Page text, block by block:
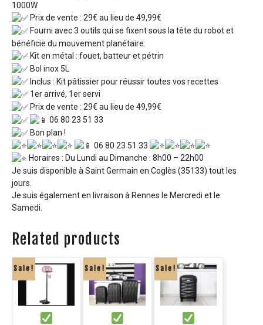
1000W
Prix de vente : 29€ au lieu de 49,99€
Fourni avec 3 outils qui se fixent sous la tête du robot et
bénéficie du mouvement planétaire.
Kit en métal : fouet, batteur et pétrin
Bol inox 5L
Inclus : Kit pâtissier pour réussir toutes vos recettes
1er arrivé, 1er servi
Prix de vente : 29€ au lieu de 49,99€
06 80 23 51 33
Bon plan !
06 80 23 51 33
Horaires : Du Lundi au Dimanche : 8h00 – 22h00
Je suis disponible à Saint Germain en Coglès (35133) tout les
jours.
Je suis également en livraison à Rennes le Mercredi et le
Samedi.
Related products
Sale! Sale! Sale!